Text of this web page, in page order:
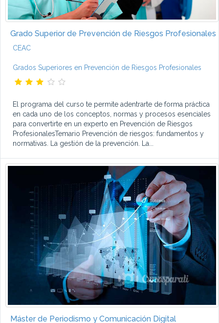
Grado Superior de Prevención de Riesgos Profesionales
CEAC
Grados Superiores en Prevención de Riesgos Profesionales
El programa del curso te permite adentrarte de forma práctica
en cada uno de los conceptos, normas y procesos esenciales
para convertirte en un experto en Prevención de Riesgos
ProfesionalesTemario Prevención de riesgos: fundamentos y
normativas. La gestión de la prevención. La...
Máster de Periodismo y Comunicación Digital